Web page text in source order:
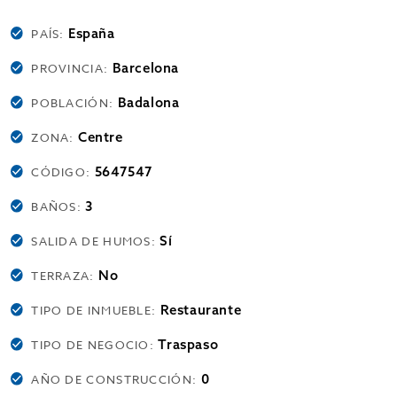
PAÍS: España
PROVINCIA: Barcelona
POBLACIÓN: Badalona
ZONA:Centre
CÓDIGO: 5647547
BAÑOS:3
SALIDA DE HUMOS:Sí
TERRAZA: No
TIPO DE INMUEBLE: Restaurante
TIPO DE NEGOCIO:Traspaso
AÑO DE CONSTRUCCIÓN: 0